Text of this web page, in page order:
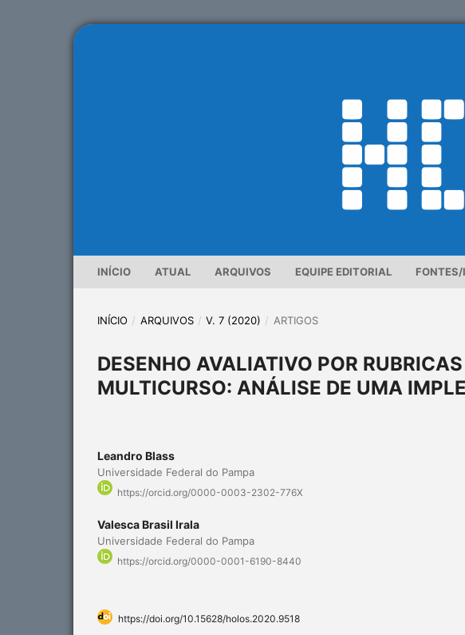
INÍCIO ATUAL ARQUIVOS EQUIPE EDITORIAL FONTES/
INÍCIO / ARQUIVOS / V. 7 (2020) / ARTIGOS
DESENHO AVALIATIVO POR
MULTICURSO: ANÁLISE DE UMA
Leandro Blass
Universidade Federal do Pampa
https://orcid.org/0000-0003-2302-776X
Valesca Brasil Irala
Universidade Federal do Pampa
https://orcid.org/0000-0001-6190-8440
https://doi.org/10.15628/holos.2020.9518